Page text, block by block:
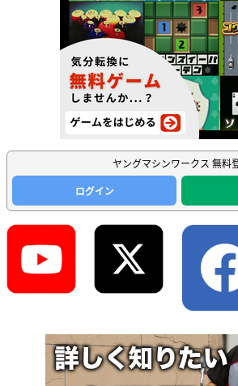
ヤングマシンワークス 無料
ログイン